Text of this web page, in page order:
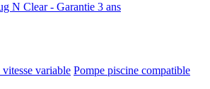
N Clear - Garantie 3 ans
variable Pompe piscine compatible